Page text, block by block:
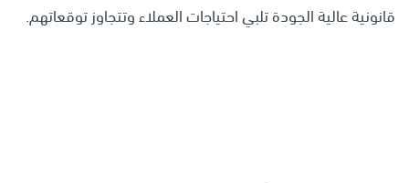
قانونية عالية الجودة تلبي احتياجات العملاء وتتجاوز توقعاتهم.